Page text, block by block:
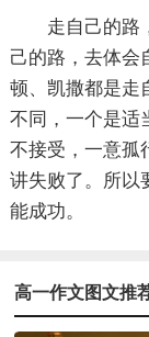
走自己的路
己的路，去体会
顿、凯撒都是走
不同，一个是适
不接受，一意孤
讲失败了。所以
能成功。
高一作文图文推